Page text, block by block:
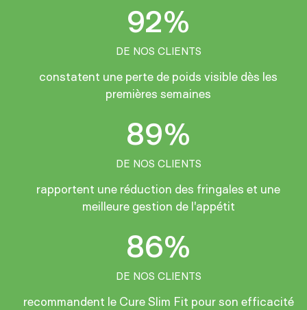
92%
DE NOS CLIENTS
constatent une perte de poids visible dès les
premières semaines
89%
DE NOS CLIENTS
rapportent une réduction des fringales et une
meilleure gestion de l'appétit
86%
DE NOS CLIENTS
recommandent le Cure Slim Fit pour son efficacité